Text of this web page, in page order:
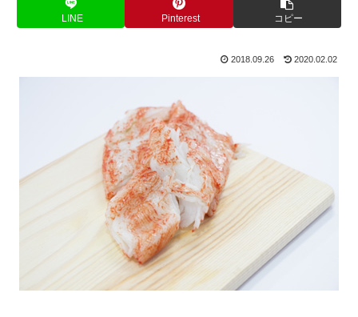
LINE Pinterest コピー
2018.09.26 2020.02.02